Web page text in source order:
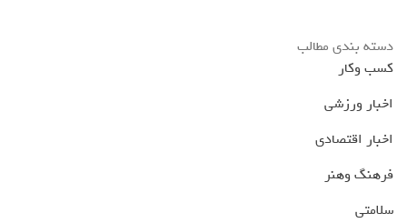
دسته بندی مطالب
کسب وکار
اخبار ورزشی
اخبار اقتصادی
فرهنگ وهنر
سلامتی